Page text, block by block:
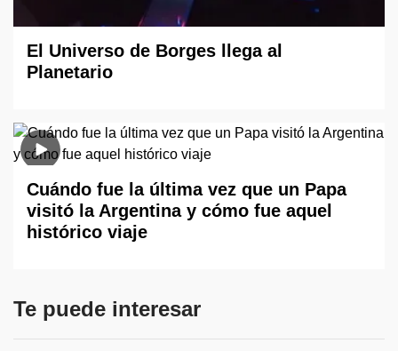
El Universo de Borges llega al
Planetario
Cuándo fue la última vez que un Papa
visitó la Argentina y cómo fue aquel
histórico viaje
Te puede interesar